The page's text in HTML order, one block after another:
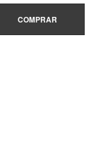
COMPRAR